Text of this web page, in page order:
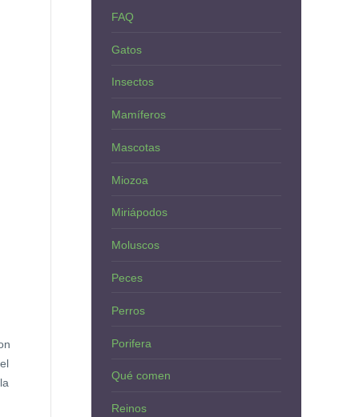
FAQ
Gatos
Insectos
Mamíferos
Mascotas
Miozoa
Miriápodos
Moluscos
Peces
Perros
Porifera
Qué comen
Reinos